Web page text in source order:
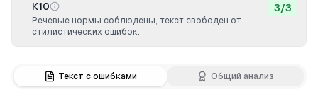
Текст с ошибками Общий анализ
К10
Речевые нормы соблюдены, текст свободен от
стилистических ошибок.
3/3